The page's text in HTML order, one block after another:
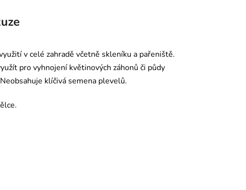
v celé zahradě včetně skleníku a pařeniště.
pro vyhnojení květinových záhonů či půdy
klíčivá semena plevelů.